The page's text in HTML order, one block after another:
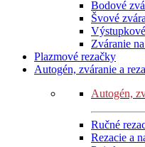
Bodové
Švové
Zváranie
Plazmové rezačky
Autogén, zváranie a
Autogén,
Ručné
Rezacie a